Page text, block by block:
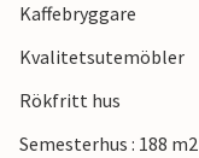
Kaffebryggare
Kvalitetsutemöbler
Rökfritt hus
Semesterhus : 188 m2